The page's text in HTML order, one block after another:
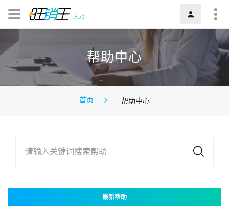
帮助中心
首页 帮助中心
请输入关键词搜索帮助
最新帮助